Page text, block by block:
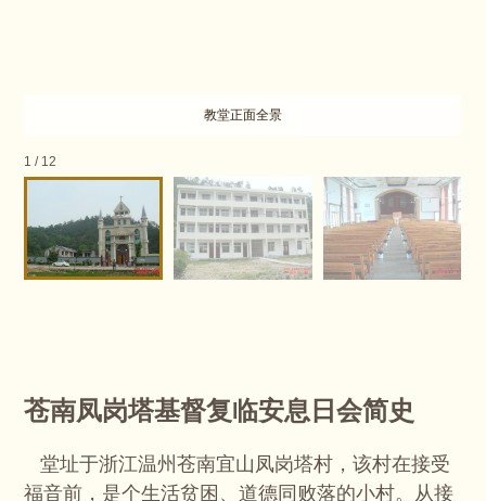
教堂正面全景
1 / 12
苍南凤岗塔基督复临安息日会简史
堂址于浙江温州苍南宜山凤岗塔村，该村在接受
福音前，是个生活贫困、道德同败落的小村。从接